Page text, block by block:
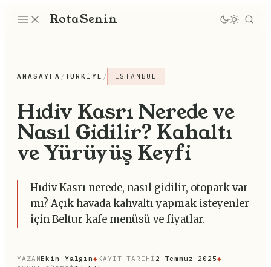
RotaSenin
ANASAYFA /TÜRKIYE / İSTANBUL
Hıdiv Kasrı Nerede ve
Nasıl Gidilir? Kahaltı
ve Yürüyüş Keyfi
Hıdiv Kasrı nerede, nasıl gidilir, otopark var
mı? Açık havada kahvaltı yapmak isteyenler
için Beltur kafe menüsü ve fiyatlar.
YAZANEkin Yalgın◆KAYIT TARİHİ 2 Temmuz 2025◆